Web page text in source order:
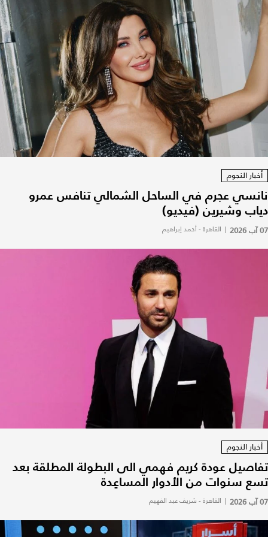
أخبار النجوم
نانسي عجرم في الساحل الشمالي تنافس عمرو
دياب وشيرين (فيديو)
07 آب 2026 | القاهرة - أحمد إبراهيم
أخبار النجوم
تفاصيل عودة كريم فهمي الى البطولة المطلقة بعد
تسع سنوات من الأدوار المساعِدة
07 آب 2026 | القاهرة - شريف عبد الفهيم